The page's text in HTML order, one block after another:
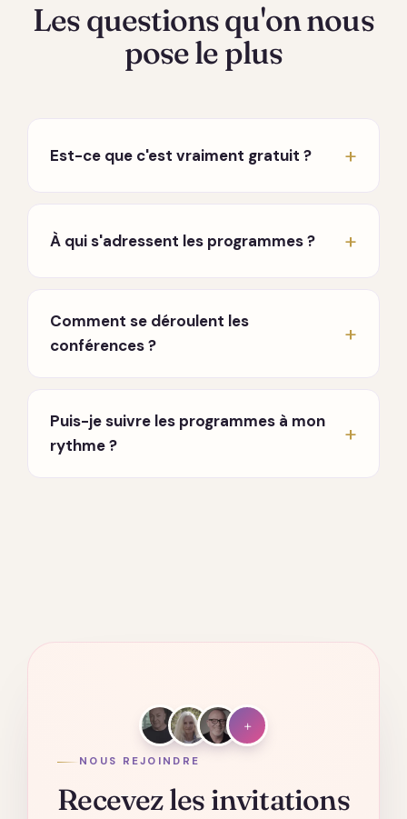
Les questions qu'on nous
pose le plus
Est-ce que c'est vraiment gratuit ?
carte bancaire ni engagement. Seuls les
À qui s'adressent les programmes ?
traversiez une période difficile, que vous
cherchiez à mieux vous connaître, ou que vous
souhaitiez approfondir une pratique. Aucun
Comment se déroulent les
conférences ?
Un enseignant partage et répond à vos
questions. Vous recevez les invitations par
email dès votre inscription.
Puis-je suivre les programmes à mon
rythme ?
+
NOUS REJOINDRE
Recevez les invitations